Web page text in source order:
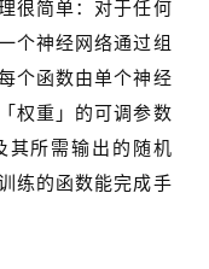
很简单：对于任何
个神经网络通过组
个函数由单个神经
权重」的可调参数
其所需输出的随机
练的函数能完成手